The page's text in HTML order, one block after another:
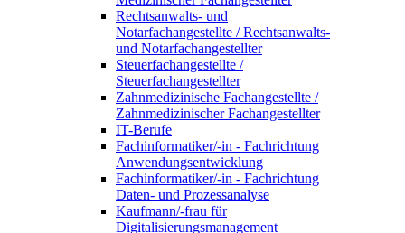
Rechtsanwalts- und
Notarfachangestellte / Rechtsanwalts-
und Notarfachangestellter
Steuerfachangestellte /
Steuerfachangestellter
Zahnmedizinische Fachangestellte /
Zahnmedizinischer Fachangestellter
IT-Berufe
Fachinformatiker/-in - Fachrichtung
Anwendungsentwicklung
Fachinformatiker/-in - Fachrichtung
Daten- und Prozessanalyse
Kaufmann/-frau für
Digitalisierungsmanagement